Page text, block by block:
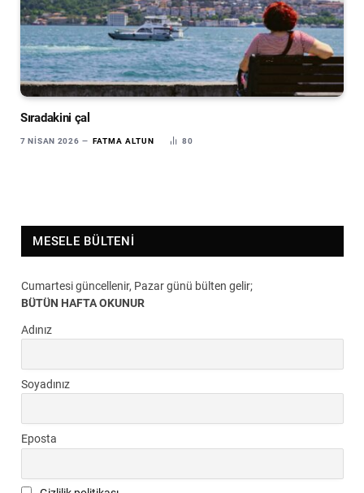
Sıradakini çal
7 NISAN 2026 FATMA ALTUN 80
MESELE BÜLTENI
Cumartesi güncellenir, Pazar günü bülten gelir;
BÜTÜN HAFTA OKUNUR
Adınız
Soyadınız
Eposta